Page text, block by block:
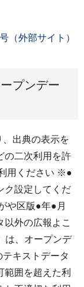
（外部サイト）
プンデー
出典の表示を
の二次利用を許
用ください ※●
ク設定してくだ
や区版●年●月
外の広報よこ
は、オープンデ
キストデータ
範囲を超えた利